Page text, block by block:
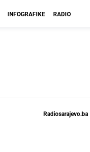
INFOGRAFIKE RADIO
Radiosarajevo.ba